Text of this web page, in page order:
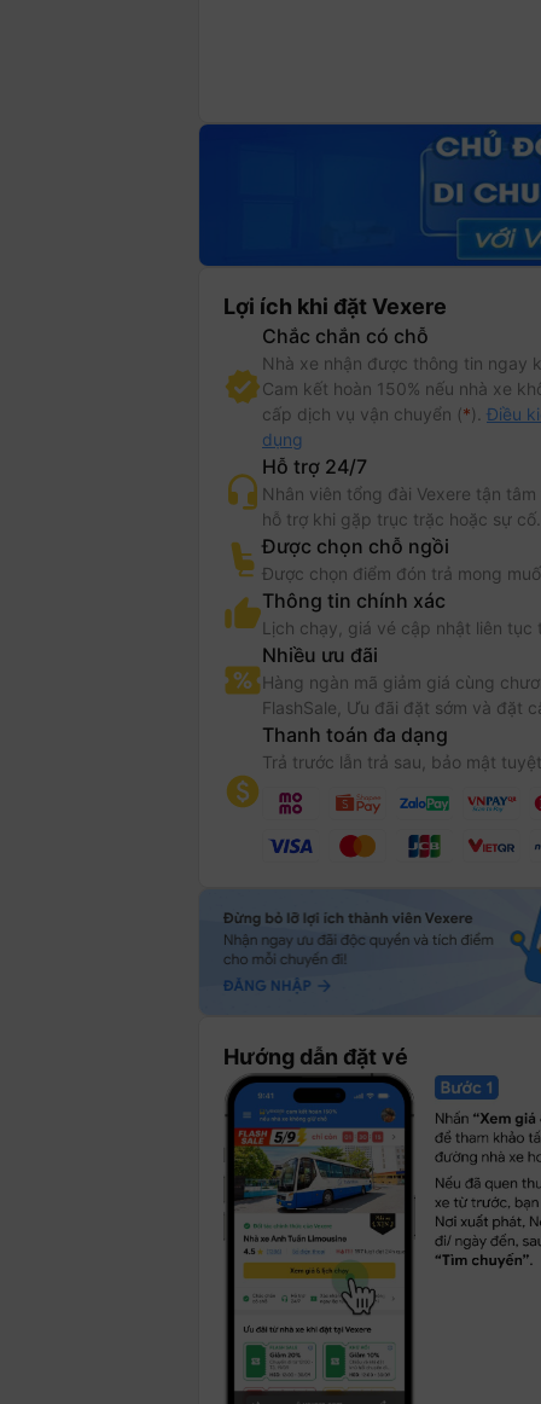
Lợi ích khi đặt Vexere
Chắc chắn có chỗ
Nhà xe nhận được thông tin ngay
Cam kết hoàn 150% nếu nhà xe
cấp dịch vụ vận chuyển (*). Điều
dụng
Hỗ trợ 24/7
Nhân viên tổng đài Vexere tận
hỗ trợ khi gặp trục trặc hoặc sự cố.
Được chọn chỗ ngồi
Được chọn điểm đón trả mong
Thông tin chính xác
Lịch chạy, giá vé cập nhật liên tục
Nhiều ưu đãi
Hàng ngàn mã giảm giá cùng
FlashSale, Ưu đãi đặt sớm và đặt
Thanh toán đa dạng
Trả trước lẫn trả sau, bảo mật tuyệt
Hướng dẫn đặt vé